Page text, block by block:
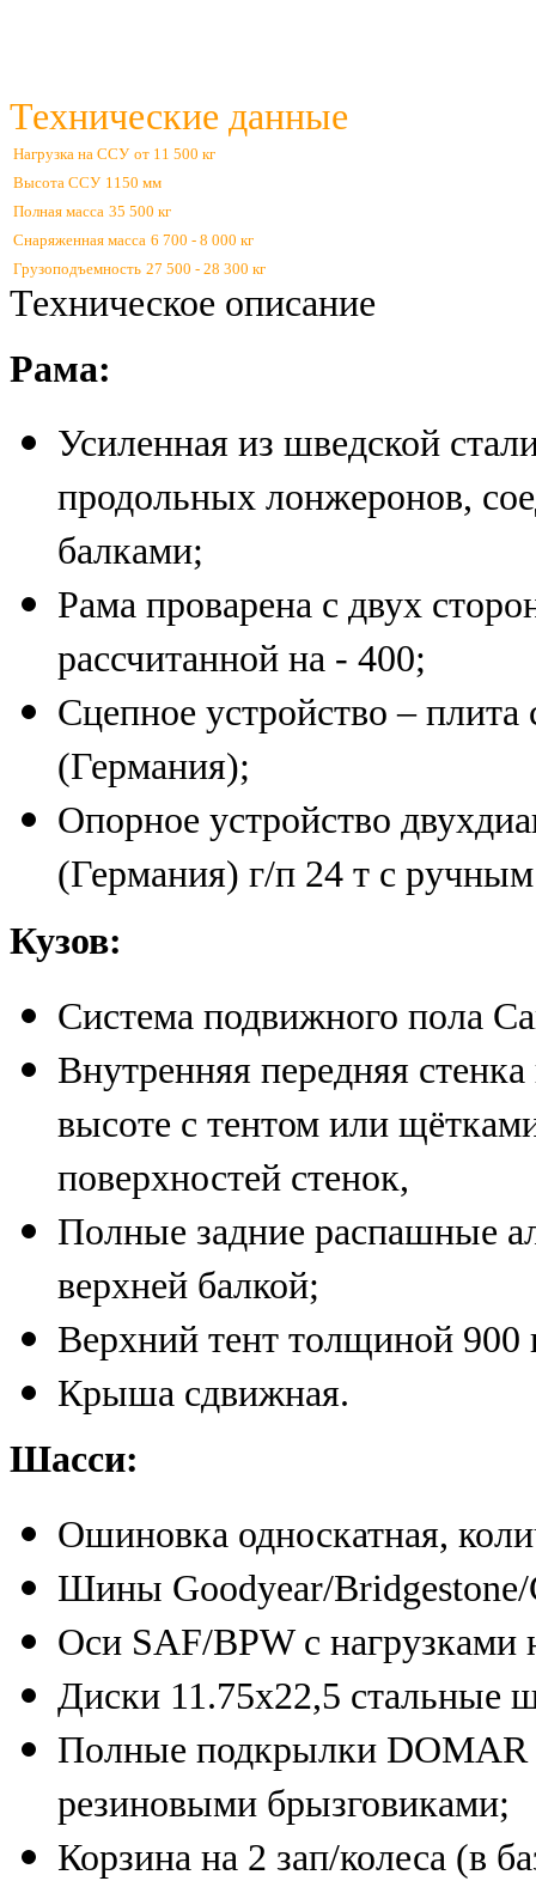
Технические данные
Нагрузка на ССУ от 11 500 кг
Высота ССУ 1150 мм
Полная масса 35 500 кг
Снаряженная масса 6 700 - 8 000 кг
Грузоподъемность 27 500 - 28 300 кг
Техническое описание
Рама:
Усиленная из шведской
продольных лонжеронов,
балками;
Рама проварена с двух
рассчитанной на - 400;
Сцепное устройство –
(Германия);
Опорное устройство
(Германия) г/п 24 т с
Кузов:
Система подвижного пола
Внутренняя передняя
высоте с тентом или
поверхностей стенок,
Полные задние распашные
верхней балкой;
Верхний тент толщиной 900
Крыша сдвижная.
Шасси:
Ошиновка односкатная,
Шины Goodyear/Bridgestone/
Оси SAF/BPW с нагрузками
Диски 11.75х22,5 стальные
Полные подкрылки DOMAR
резиновыми брызговиками;
Корзина на 2 зап/колеса (в